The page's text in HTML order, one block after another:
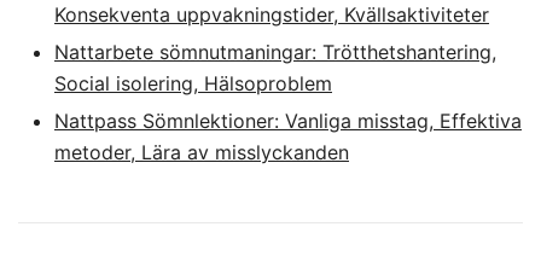
Konsekventa uppvakningstider, Kvällsaktiviteter
Nattarbete sömnutmaningar: Trötthetshantering,
Social isolering, Hälsoproblem
Nattpass Sömnlektioner: Vanliga misstag, Effektiva
metoder, Lära av misslyckanden